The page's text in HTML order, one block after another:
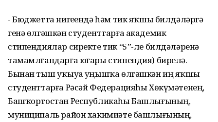
- Бюджетта нигеҙендә һәм тик яҡшы билдәләргә
генә өлгәшкән студенттарға академик
стипендиялар сиректе тик “5”-ле билдәләренә
тамамлғандарға юғары стипендия) бирелә.
Бынан тыш уҡыуҙа уңышҡа өлгәшкән иң яҡшы
студенттарға Рәсәй Федерацияһы Хөкүмәтенең,
Башҡортостан Республикаһы Башлығының,
муниципаль район хакимиәте башлығының,